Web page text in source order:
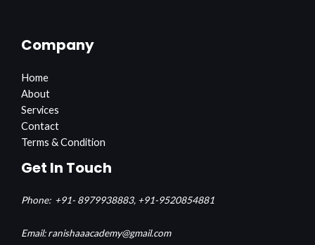
Company
Home
About
Services
Contact
Terms & Condition
Get In Touch
Phone: +91- 8979938883, +91-9520854881
Email: ranishaaacademy@gmail.com